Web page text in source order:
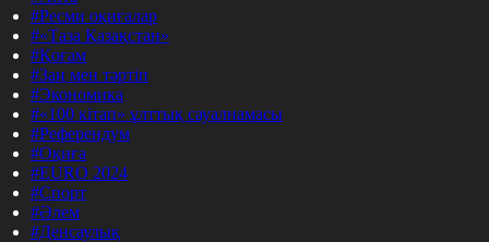
#Ресми оқиғалар
#«Таза Қазақстан»
#Қоғам
#Заң мен тәртіп
#Экономика
#«100 кітап» ұлттық сауалнамасы
#Референдум
#Оқиға
#EURO 2024
#Спорт
#Әлем
#Денсаулық